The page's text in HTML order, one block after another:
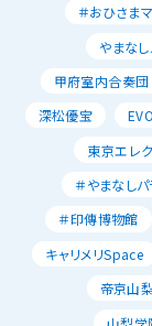
＃おひさま
やまな
甲府室内合奏団
深松優宝
東京エレ
＃やまなし
＃印傳博物館
キャリメリSpace
帝京山